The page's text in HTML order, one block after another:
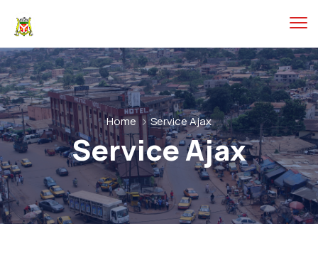
Home Service Ajax
Service Ajax